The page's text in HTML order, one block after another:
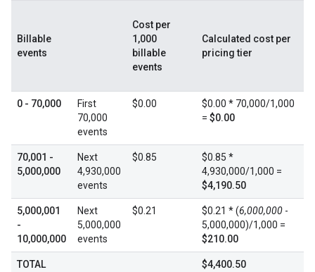
Billable
events
Cost per
1,000
billable
events
Calculated cost per
pricing tier
0 - 70,000
First
70,000
events
$0.00
$0.00 * 70,000/1,000
= $0.00
70,001 -
5,000,000
Next
4,930,000
events
$0.85
$0.85 *
4,930,000/1,000 =
$4,190.50
5,000,001
-
10,000,000
Next
5,000,000
events
$0.21 $0.21 * (6,000,000 -
5,000,000)/1,000 =
$210.00
TOTAL
$4,400.50